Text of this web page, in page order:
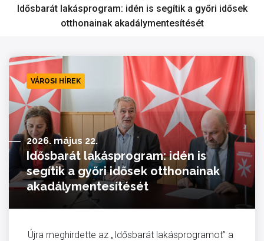
Idősbarát lakásprogram: idén is segítik a győri idősek
otthonainak akadálymentesítését
VÁROSI HÍREK
2026. május 22.
Idősbarát lakásprogram: idén is
segítik a győri idősek otthonainak
akadálymentesítését
Újra meghirdette az „Idősbarát lakásprogramot” a